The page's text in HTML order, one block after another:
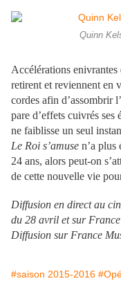
Quinn
Accélérations
retirent et reviennent en
cordes afin d’assombrir
pare d’effets cuivrés ses
ne faiblisse un seul
Le Roi s’amuse n’a plus
24 ans, alors peut-on
de cette nouvelle vie
Diffusion en direct au
du 28 avril et sur
Diffusion sur France
#saison 2015-2016